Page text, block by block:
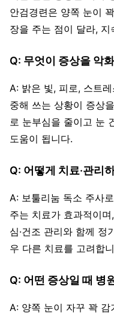
안검경련은 양쪽 눈이
장을 주는 점이 달라,
Q: 무엇이 증상을 악
A: 밝은 빛, 피로, 스트
중해 쓰는 상황이 증상
로 눈부심을 줄이고 눈
도움이 됩니다.
Q: 어떻게 치료·관리
A: 보툴리눔 독소 주사
주는 치료가 효과적이
심·건조 관리와 함께 정
우 다른 치료를 고려합
Q: 어떤 증상일 때 병
A: 양쪽 눈이 자꾸 꽉